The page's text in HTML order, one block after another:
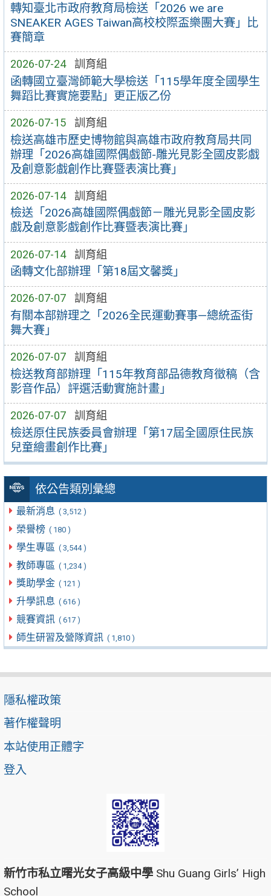
轉知臺北市政府教育局檢送「2026 we are
SNEAKER AGES Taiwan高校校際盃樂團大賽」比
賽簡章
2026-07-24 訓育組
函轉國立臺灣師範大學檢送「115學年度全國學生
舞蹈比賽實施要點」更正版乙份
2026-07-15 訓育組
檢送高雄市歷史博物館與高雄市政府教育局共同
辦理「2026高雄國際偶戲節-雕光見影全國皮影戲
及創意影戲創作比賽暨表演比賽」
2026-07-14 訓育組
檢送「2026高雄國際偶戲節－雕光見影全國皮影
戲及創意影戲創作比賽暨表演比賽」
2026-07-14 訓育組
函轉文化部辦理「第18屆文馨獎」
2026-07-07 訓育組
有關本部辦理之「2026全民運動賽事—總統盃街
舞大賽」
2026-07-07 訓育組
檢送教育部辦理「115年教育部品德教育徵稿（含
影音作品）評選活動實施計畫」
2026-07-07 訓育組
檢送原住民族委員會辦理「第17屆全國原住民族
兒童繪畫創作比賽」
依公告類別彙總
最新消息 ( 3,512 )
榮譽榜 ( 180 )
學生專區 ( 3,544 )
教師專區 ( 1,234 )
獎助學金 ( 121 )
升學訊息 ( 616 )
競賽資訊 ( 617 )
師生研習及營隊資訊 ( 1,810 )
隱私權政策
著作權聲明
本站使用正體字
登入
新竹市私立曙光女子高級中學 Shu Guang Girls’ High
School